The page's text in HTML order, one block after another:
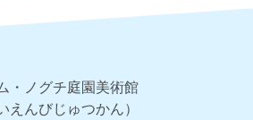
・ノグチ庭園美術館
えんびじゅつかん）